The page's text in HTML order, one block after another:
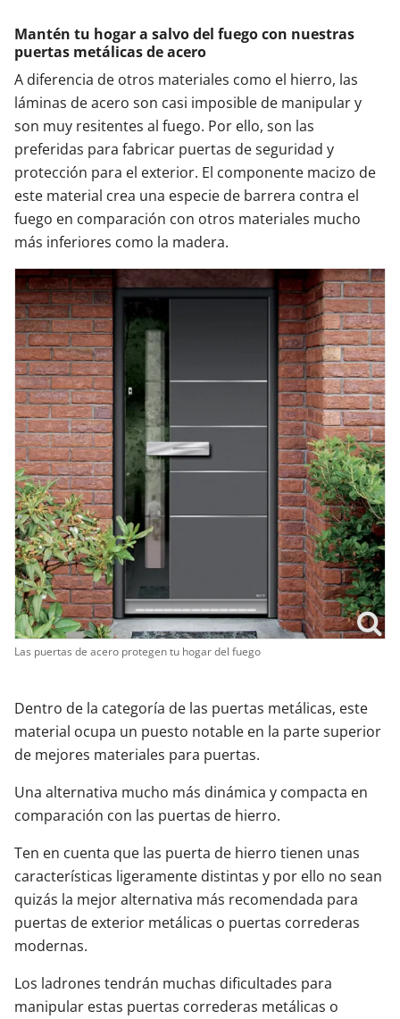
Mantén tu hogar a salvo del fuego con nuestras
puertas metálicas de acero
A diferencia de otros materiales como el hierro, las
láminas de acero son casi imposible de manipular y
son muy resitentes al fuego. Por ello, son las
preferidas para fabricar puertas de seguridad y
protección para el exterior. El componente macizo de
este material crea una especie de barrera contra el
fuego en comparación con otros materiales mucho
más inferiores como la madera.
Las puertas de acero protegen tu hogar del fuego
Dentro de la categoría de las puertas metálicas, este
material ocupa un puesto notable en la parte superior
de mejores materiales para puertas.
Una alternativa mucho más dinámica y compacta en
comparación con las puertas de hierro.
Ten en cuenta que las puerta de hierro tienen unas
características ligeramente distintas y por ello no sean
quizás la mejor alternativa más recomendada para
puertas de exterior metálicas o puertas correderas
modernas.
Los ladrones tendrán muchas dificultades para
manipular estas puertas correderas metálicas o